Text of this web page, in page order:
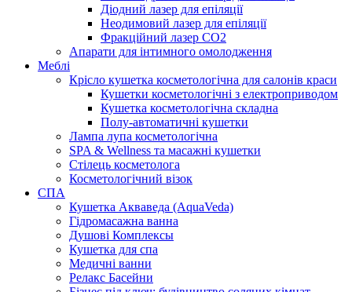
Діодний лазер для епіляції
Неодимовий лазер для епіляції
Фракційний лазер СО2
Апарати для інтимного омолодження
Меблі
Крісло кушетка косметологічна для салонів краси
Кушетки косметологічні з електроприводом
Кушетка косметологічна складна
Полу-автоматичні кушетки
Лампа лупа косметологічна
SPA & Wellness та масажні кушетки
Стілець косметолога
Косметологічний візок
СПА
Кушетка Акваведа (AquaVeda)
Гідромасажна ванна
Душові Комплексы
Кушетка для спа
Медичні ванни
Релакс Басейни